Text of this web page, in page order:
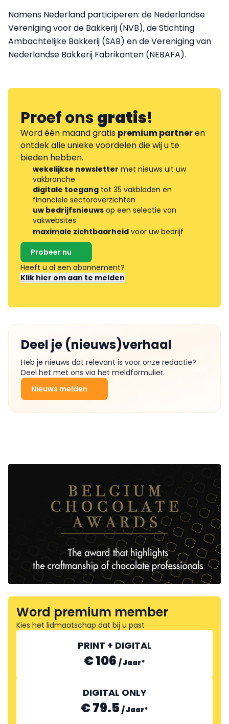
Namens Nederland participeren: de Nederlandse
Vereniging voor de Bakkerij (NVB), de Stichting
Ambachtelijke Bakkerij (SAB) en de Vereniging van
Nederlandse Bakkerij Fabrikanten (NEBAFA).
Proef onsgratis!
Word één maand gratis premium partneren
ontdek alle unieke voordelen die wij u te
bieden hebben.
wekelijkse newsletter met nieuws uit uw
vakbranche
digitale toegang tot 35 vakbladen en
financiële sectoroverzichten
uw bedrijfsnieuws op een selectie van
vakwebsites
maximale zichtbaarheid voor uw bedrijf
Probeer nu
Heeft u al een abonnement?
Klik hier om aan te melden
Deel je (nieuws)verhaal
Heb je nieuws dat relevant is voor onze redactie?
Deel het met ons via het meldformulier.
Nieuws melden
Word premium member
Kies het lidmaatschap dat bij u past
PRINT + DIGITAL
€ 106 /Jaar*
DIGITAL ONLY
€ 79.5 /Jaar*